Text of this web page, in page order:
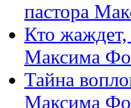
пастора
Кто
Максима
Тайна
Максима